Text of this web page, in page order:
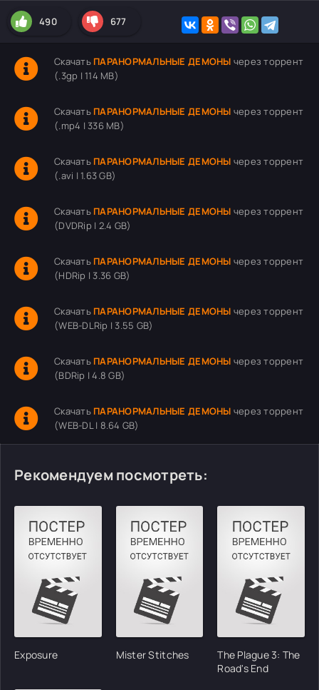
490 677
Скачать ПАРАНОРМАЛЬНЫЕ ДЕМОНЫ через торрент
(.3gp | 114 MB)
Скачать ПАРАНОРМАЛЬНЫЕ ДЕМОНЫ через торрент
(.mp4 | 336 MB)
Скачать ПАРАНОРМАЛЬНЫЕ ДЕМОНЫ через торрент
(.avi | 1.63 GB)
Скачать ПАРАНОРМАЛЬНЫЕ ДЕМОНЫ через торрент
(DVDRip | 2.4 GB)
Скачать ПАРАНОРМАЛЬНЫЕ ДЕМОНЫ через торрент
(HDRip | 3.36 GB)
Скачать ПАРАНОРМАЛЬНЫЕ ДЕМОНЫ через торрент
(WEB-DLRip | 3.55 GB)
Скачать ПАРАНОРМАЛЬНЫЕ ДЕМОНЫ через торрент
(BDRip | 4.8 GB)
Скачать ПАРАНОРМАЛЬНЫЕ ДЕМОНЫ через торрент
(WEB-DL | 8.64 GB)
Рекомендуем посмотреть:
Exposure Mister Stitches
The Plague 3: The
Road's End